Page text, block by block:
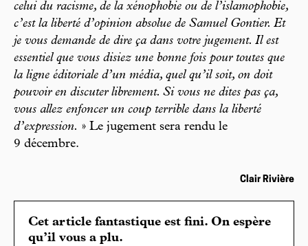
celui du racisme, de la xénophobie ou de l’islamophobie,
c’est la liberté d’opinion absolue de Samuel Gontier. Et
je vous demande de dire ça dans votre jugement. Il est
essentiel que vous disiez une bonne fois pour toutes que
la ligne éditoriale d’un média, quel qu’il soit, on doit
pouvoir en discuter librement. Si vous ne dites pas ça,
vous allez enfoncer un coup terrible dans la liberté
d’expression. » Le jugement sera rendu le
9 décembre.
Clair Rivière
Cet article fantastique est fini. On espère
qu’il vous a plu.